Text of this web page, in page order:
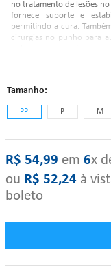
no tratamento de lesões
fornece suporte e
permitindo a cura.
cirurgias no punho para
as atividades diárias sejam
Composição: 100%
Tamanhos:
13cm - 14cm (PP);
20cm - 22cm (GG).
Tamanho
PP P M
R$ 54,99 ‎ em‎ ‎ 6x
ou R$ 52,24 à
boleto